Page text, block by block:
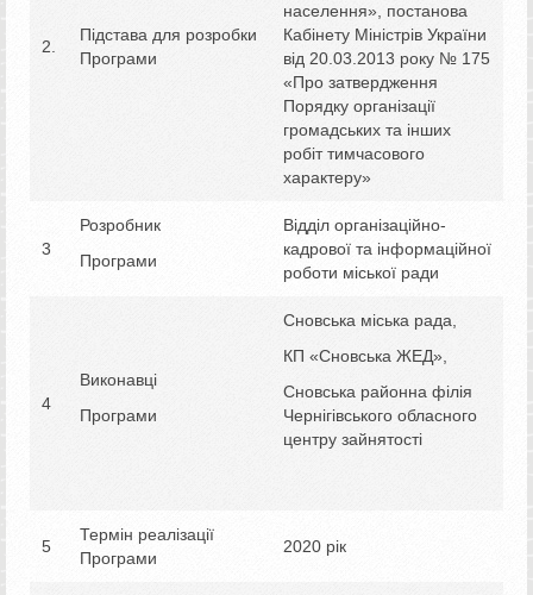
2.
Підстава для розробки
Програми
населення», постанова
Кабінету Міністрів України
від 20.03.2013 року № 175
«Про затвердження
Порядку організації
громадських та інших
робіт тимчасового
характеру»
3
Розробник
Програми
Відділ організаційно-
кадрової та інформаційної
роботи міської ради
4
Виконавці
Програми
Сновська міська рада,
КП «Сновська ЖЕД»,
Сновська районна філія
Чернігівського обласного
центру зайнятості
5
Термін реалізації
Програми
2020 рік